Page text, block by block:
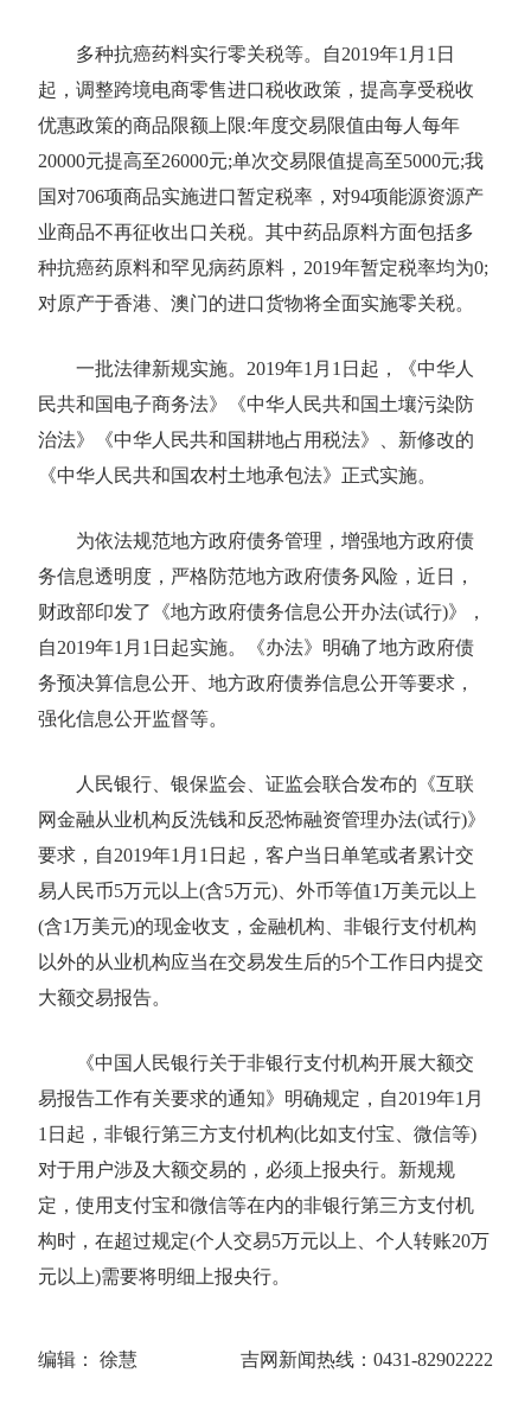
多种抗癌药料实行零关税等。自2019年1月1日
起，调整跨境电商零售进口税收政策，提高享受税收
优惠政策的商品限额上限:年度交易限值由每人每年
20000元提高至26000元;单次交易限值提高至5000元;我
国对706项商品实施进口暂定税率，对94项能源资源产
业商品不再征收出口关税。其中药品原料方面包括多
种抗癌药原料和罕见病药原料，2019年暂定税率均为0;
对原产于香港、澳门的进口货物将全面实施零关税。
一批法律新规实施。2019年1月1日起，《中华人
民共和国电子商务法》《中华人民共和国土壤污染防
治法》《中华人民共和国耕地占用税法》、新修改的
《中华人民共和国农村土地承包法》正式实施。
为依法规范地方政府债务管理，增强地方政府债
务信息透明度，严格防范地方政府债务风险，近日，
财政部印发了《地方政府债务信息公开办法(试行)》，
自2019年1月1日起实施。《办法》明确了地方政府债
务预决算信息公开、地方政府债券信息公开等要求，
强化信息公开监督等。
人民银行、银保监会、证监会联合发布的《互联
网金融从业机构反洗钱和反恐怖融资管理办法(试行)》
要求，自2019年1月1日起，客户当日单笔或者累计交
易人民币5万元以上(含5万元)、外币等值1万美元以上
(含1万美元)的现金收支，金融机构、非银行支付机构
以外的从业机构应当在交易发生后的5个工作日内提交
大额交易报告。
《中国人民银行关于非银行支付机构开展大额交
易报告工作有关要求的通知》明确规定，自2019年1月
1日起，非银行第三方支付机构(比如支付宝、微信等)
对于用户涉及大额交易的，必须上报央行。新规规
定，使用支付宝和微信等在内的非银行第三方支付机
构时，在超过规定(个人交易5万元以上、个人转账20万
元以上)需要将明细上报央行。
编辑： 徐慧 吉网新闻热线：0431-82902222